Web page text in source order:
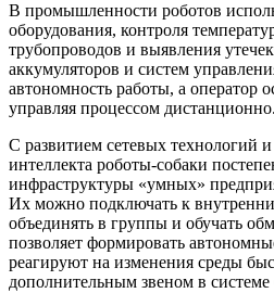
В промышленности роботов
оборудования, контроля
трубопроводов и выявления
аккумуляторов и систем
автономность работы, а оператор
управляя процессом дистанционно.
С развитием сетевых технологий
интеллекта роботы-собаки
инфраструктуры «умных»
Их можно подключать к
объединять в группы и обучать
позволяет формировать
реагируют на изменения среды
дополнительным звеном в системе